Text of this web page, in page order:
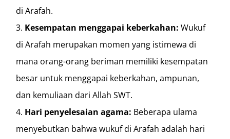
di Arafah.
Kesempatan menggapai keberkahan: Wukuf
di Arafah merupakan momen yang istimewa di
mana orang-orang beriman memiliki kesempatan
besar untuk menggapai keberkahan, ampunan,
dan kemuliaan dari Allah SWT.
Hari penyelesaian agama: Beberapa ulama
menyebutkan bahwa wukuf di Arafah adalah hari